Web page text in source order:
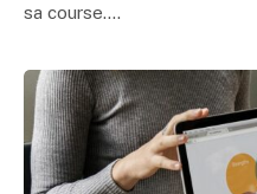
sa course.…